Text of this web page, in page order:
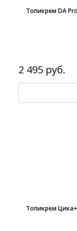
Топикрем DA
2 495 руб.
Топикрем